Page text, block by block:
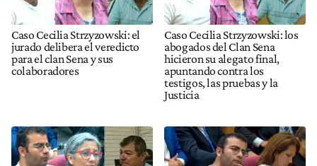
Caso Cecilia Strzyzowski: el
jurado delibera el veredicto
para el clan Sena y sus
colaboradores
Caso Cecilia Strzyzowski: los
abogados del Clan Sena
hicieron su alegato final,
apuntando contra los
testigos, las pruebas y la
Justicia